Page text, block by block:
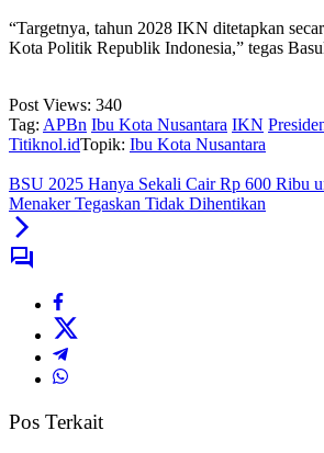
‎“Targetnya, tahun 2028 IKN ditetapkan
Kota Politik Republik Indonesia,” tegas
Post Views: 340
Tag: APBn Ibu Kota Nusantara IKN
Titiknol.idTopik: Ibu Kota Nusantara
‎BSU 2025 Hanya Sekali Cair Rp 600 Ribu
Menaker Tegaskan Tidak Dihentikan
Pos Terkait